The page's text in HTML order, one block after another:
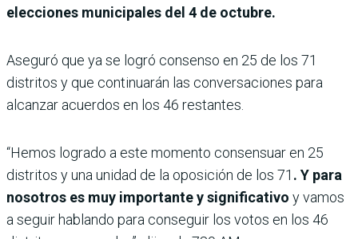
elecciones municipales del 4 de octubre.
Aseguró que ya se logró consenso en 25 de los 71
distritos y que continuarán las conversaciones para
alcanzar acuerdos en los 46 restantes.
“Hemos logrado a este momento consensuar en 25
distritos y una unidad de la oposición de los 71 . Y para
nosotros es muy importante y significativo y vamos
a seguir hablando para conseguir los votos en los 46